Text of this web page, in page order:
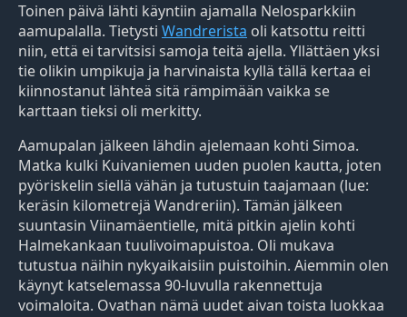
Toinen päivä lähti käyntiin ajamalla Nelosparkkiin
aamupalalla. Tietysti Wandrerista oli katsottu reitti
niin, että ei tarvitsisi samoja teitä ajella. Yllättäen yksi
tie olikin umpikuja ja harvinaista kyllä tällä kertaa ei
kiinnostanut lähteä sitä rämpimään vaikka se
karttaan tieksi oli merkitty.
Aamupalan jälkeen lähdin ajelemaan kohti Simoa.
Matka kulki Kuivaniemen uuden puolen kautta, joten
pyöriskelin siellä vähän ja tutustuin taajamaan (lue:
keräsin kilometrejä Wandreriin). Tämän jälkeen
suuntasin Viinamäentielle, mitä pitkin ajelin kohti
Halmekankaan tuulivoimapuistoa. Oli mukava
tutustua näihin nykyaikaisiin puistoihin. Aiemmin olen
käynyt katselemassa 90-luvulla rakennettuja
voimaloita. Ovathan nämä uudet aivan toista luokkaa